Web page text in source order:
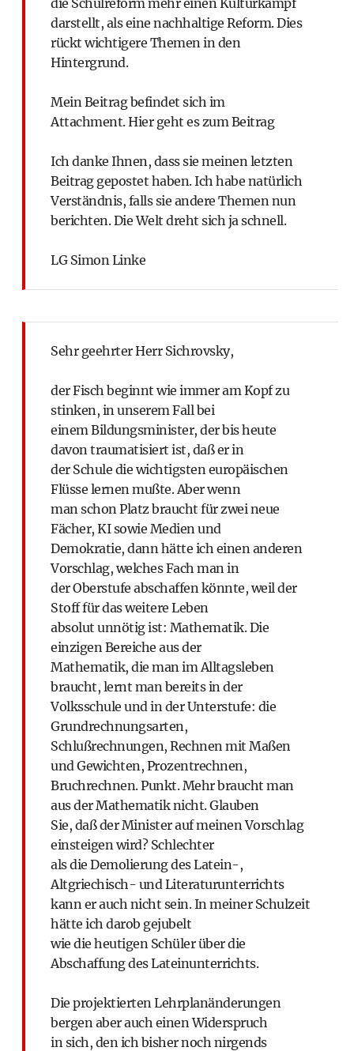
die Schulreform mehr einen Kulturkampf
darstellt, als eine nachhaltige Reform. Dies
rückt wichtigere Themen in den
Hintergrund.
Mein Beitrag befindet sich im
Attachment.Hier geht es zum Beitrag
Ich danke Ihnen, dass sie meinen letzten
Beitrag gepostet haben. Ich habe natürlich
Verständnis, falls sie andere Themen nun
berichten. Die Welt dreht sich ja schnell.
LG Simon Linke
Sehr geehrter Herr Sichrovsky,
der Fisch beginnt wie immer am Kopf zu
stinken, in unserem Fall bei
einem Bildungsminister, der bis heute
davon traumatisiert ist, daß er in
der Schule die wichtigsten europäischen
Flüsse lernen mußte. Aber wenn
man schon Platz braucht für zwei neue
Fächer, KI sowie Medien und
Demokratie, dann hätte ich einen anderen
Vorschlag, welches Fach man in
der Oberstufe abschaffen könnte, weil der
Stoff für das weitere Leben
absolut unnötig ist: Mathematik. Die
einzigen Bereiche aus der
Mathematik, die man im Alltagsleben
braucht, lernt man bereits in der
Volksschule und in der Unterstufe: die
Grundrechnungsarten,
Schlußrechnungen, Rechnen mit Maßen
und Gewichten, Prozentrechnen,
Bruchrechnen. Punkt. Mehr braucht man
aus der Mathematik nicht. Glauben
Sie, daß der Minister auf meinen Vorschlag
einsteigen wird? Schlechter
als die Demolierung des Latein-,
Altgriechisch- und Literaturunterrichts
kann er auch nicht sein. In meiner Schulzeit
hätte ich darob gejubelt
wie die heutigen Schüler über die
Abschaffung des Lateinunterrichts.
Die projektierten Lehrplanänderungen
bergen aber auch einen Widerspruch
in sich, den ich bisher noch nirgends